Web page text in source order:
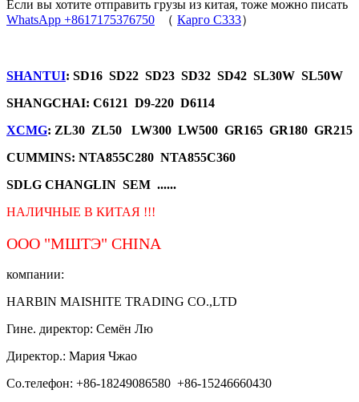
Если вы хотите отправить грузы из китая, тоже можно писать
WhatsApp +8617175376750 （ Карго C333）
SHANTUI: SD16 SD22 SD23 SD32 SD42 SL30W SL50W
SHANGCHAI: C6121 D9-220 D6114
XCMG: ZL30 ZL50 LW300 LW500 GR165 GR180 GR215
CUMMINS: NTA855C280 NTA855C360
SDLG CHANGLIN SEM ......
НАЛИЧНЫЕ В КИТАЯ !!!
ООО "МШТЭ" CHINA
компании:
HARBIN MAISHITE TRADING CO.,LTD
Гине. директор: Семён Лю
Директор.: Мария Чжао
Со.телефон: +86-18249086580 +86-15246660430